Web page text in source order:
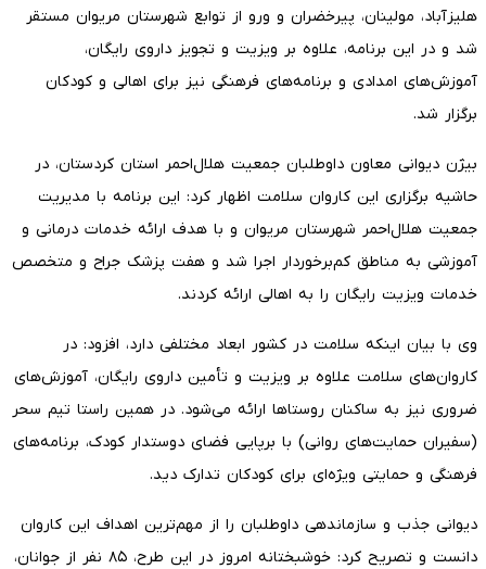
هلیزآباد، مولینان، پیرخضران و ورو از توابع شهرستان مریوان مستقر
شد و در این برنامه، علاوه بر ویزیت و تجویز داروی رایگان،
آموزش‌های امدادی و برنامه‌های فرهنگی نیز برای اهالی و کودکان
برگزار شد.
بیژن دیوانی معاون داوطلبان جمعیت هلال‌احمر استان کردستان، در
حاشیه برگزاری این کاروان سلامت اظهار کرد: این برنامه با مدیریت
جمعیت هلال‌احمر شهرستان مریوان و با هدف ارائه خدمات درمانی و
آموزشی به مناطق کم‌برخوردار اجرا شد و هفت پزشک جراح و متخصص
خدمات ویزیت رایگان را به اهالی ارائه کردند.
وی با بیان اینکه سلامت در کشور ابعاد مختلفی دارد، افزود: در
کاروان‌های سلامت علاوه بر ویزیت و تأمین داروی رایگان، آموزش‌های
ضروری نیز به ساکنان روستاها ارائه می‌شود. در همین راستا تیم سحر
(سفیران حمایت‌های روانی) با برپایی فضای دوستدار کودک، برنامه‌های
فرهنگی و حمایتی ویژه‌ای برای کودکان تدارک دید.
دیوانی جذب و سازماندهی داوطلبان را از مهم‌ترین اهداف این کاروان
دانست و تصریح کرد: خوشبختانه امروز در این طرح، ۸۵ نفر از جوانان،